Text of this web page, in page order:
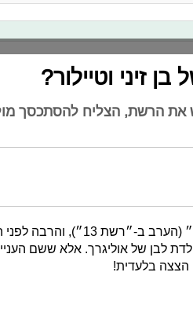
זיני וטיילור?
את הרשת, הצליח להסתכסך
במסגרת מתיחת ״אמבוש אקסטרים״
לבן של אוליגרך. אלא ששם
הצצה בלעדית!